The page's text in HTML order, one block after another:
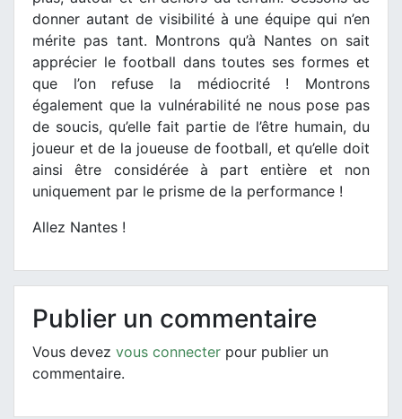
donner autant de visibilité à une équipe qui n’en
mérite pas tant. Montrons qu’à Nantes on sait
apprécier le football dans toutes ses formes et
que l’on refuse la médiocrité ! Montrons
également que la vulnérabilité ne nous pose pas
de soucis, qu’elle fait partie de l’être humain, du
joueur et de la joueuse de football, et qu’elle doit
ainsi être considérée à part entière et non
uniquement par le prisme de la performance !
Allez Nantes !
Publier un commentaire
Vous devez vous connecter pour publier un
commentaire.